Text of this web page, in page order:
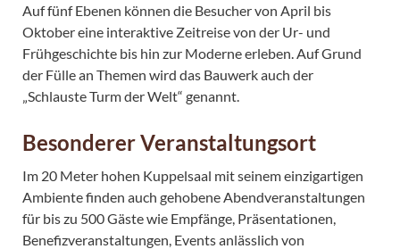
Auf fünf Ebenen können die Besucher von April bis
Oktober eine interaktive Zeitreise von der Ur- und
Frühgeschichte bis hin zur Moderne erleben. Auf Grund
der Fülle an Themen wird das Bauwerk auch der
„Schlauste Turm der Welt“ genannt.
Besonderer Veranstaltungsort
Im 20 Meter hohen Kuppelsaal mit seinem einzigartigen
Ambiente finden auch gehobene Abendveranstaltungen
für bis zu 500 Gäste wie Empfänge, Präsentationen,
Benefizveranstaltungen, Events anlässlich von